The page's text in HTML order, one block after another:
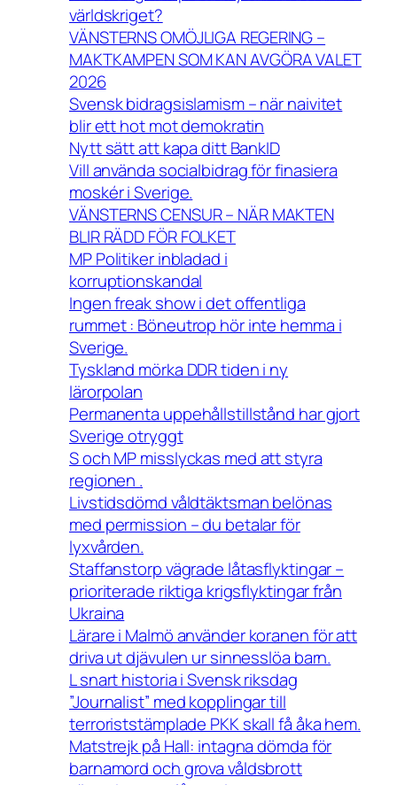
världskriget?
VÄNSTERNS OMÖJLIGA REGERING –
MAKTKAMPEN SOM KAN AVGÖRA VALET
2026
Svensk bidragsislamism – när naivitet
blir ett hot mot demokratin
Nytt sätt att kapa ditt BankID
Vill använda socialbidrag för finasiera
moskér i Sverige.
VÄNSTERNS CENSUR – NÄR MAKTEN
BLIR RÄDD FÖR FOLKET
MP Politiker inbladad i
korruptionskandal
Ingen freak show i det offentliga
rummet : Böneutrop hör inte hemma i
Sverige.
Tyskland mörka DDR tiden i ny
lärorpolan
Permanenta uppehållstillstånd har gjort
Sverige otryggt
S och MP misslyckas med att styra
regionen .
Livstidsdömd våldtäktsman belönas
med permission – du betalar för
lyxvården.
Staffanstorp vägrade låtasflyktingar –
prioriterade riktiga krigsflyktingar från
Ukraina
Lärare i Malmö använder koranen för att
driva ut djävulen ur sinnesslöa barn.
L snart historia i Svensk riksdag
”Journalist” med kopplingar till
terroriststämplade PKK skall få åka hem.
Matstrejk på Hall: intagna dömda för
barnamord och grova våldsbrott